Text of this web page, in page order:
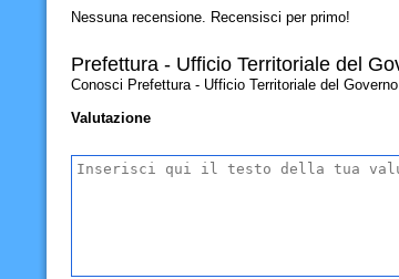
Nessuna recensione. Recensisci per primo!
Prefettura - Ufficio Territoriale del
Conosci Prefettura - Ufficio Territoriale del
Valutazione